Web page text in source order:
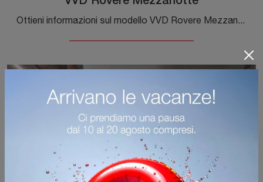
Ottieni informazioni sul modello VVD Rovere Mezzanotte di Molteni & C: arreda la zona cucina con la soluzione in melaminico che fa per te.